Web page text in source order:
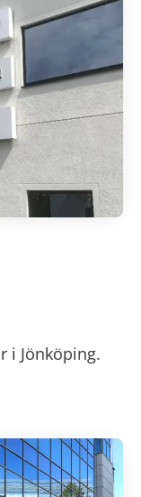
i Jönköping.